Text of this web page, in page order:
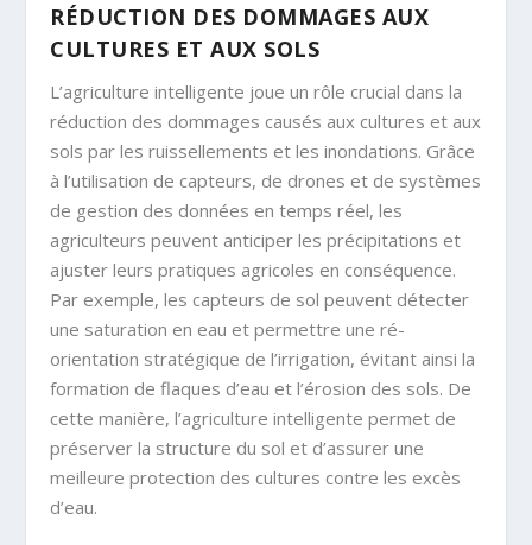
RÉDUCTION DES DOMMAGES AUX
CULTURES ET AUX SOLS
L’agriculture intelligente joue un rôle crucial dans la
réduction des dommages causés aux cultures et aux
sols par les ruissellements et les inondations. Grâce
à l’utilisation de capteurs, de drones et de systèmes
de gestion des données en temps réel, les
agriculteurs peuvent anticiper les précipitations et
ajuster leurs pratiques agricoles en conséquence.
Par exemple, les capteurs de sol peuvent détecter
une saturation en eau et permettre une ré-
orientation stratégique de l’irrigation, évitant ainsi la
formation de flaques d’eau et l’érosion des sols. De
cette manière, l’agriculture intelligente permet de
préserver la structure du sol et d’assurer une
meilleure protection des cultures contre les excès
d’eau.